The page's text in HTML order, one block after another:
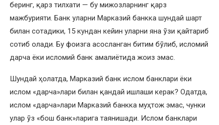
беринг, қарз тилхати — бу мижозларнинг қарз
мажбурияти. Банк уларни Марказий банкка шундай шарт
билан сотадики, 15 кундан кейин уларни яна ўзи қайтариб
сотиб олади. Бу фоизга асосланган битим бўлиб, исломий
дарча ёки исломий банк амалиётида жоиз эмас.
Шундай ҳолатда, Марказий банк ислом банклари ёки
ислом «дарча»лари билан қандай ишлаши керак? Одатда,
ислом «дарча»лари Марказий банкка муҳтож эмас, чунки
улар ўз «бош банк»ларига таянишади. Ислом банклари